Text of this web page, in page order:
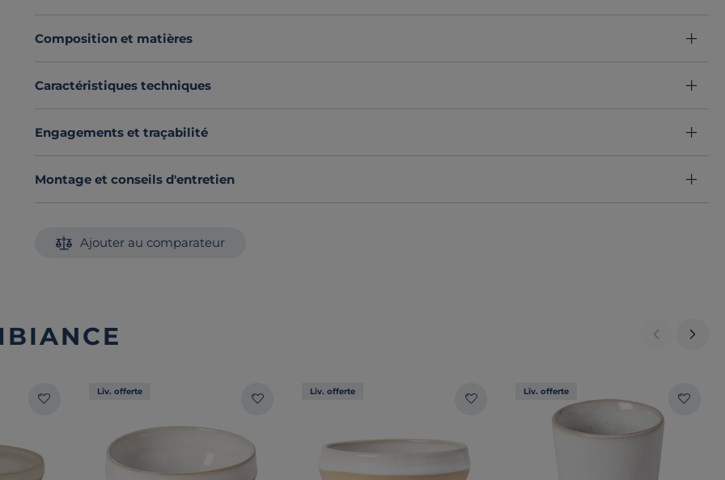
Composition et matières
Caractéristiques techniques
Engagements et traçabilité
Montage et conseils d'entretien
Ajouter au comparateur
Liv. offerte Liv. offerte Liv. offerte